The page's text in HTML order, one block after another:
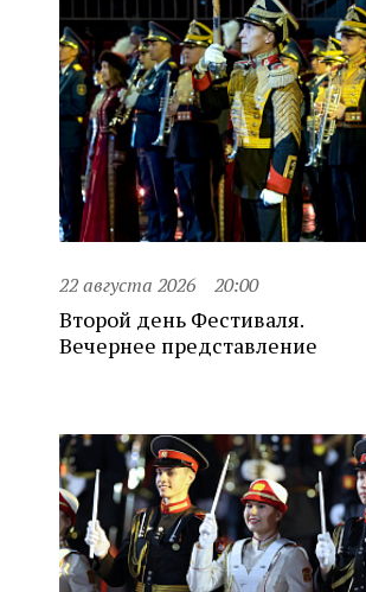
22 августа 2026 20:00
Второй день Фестиваля.
Вечернее представление